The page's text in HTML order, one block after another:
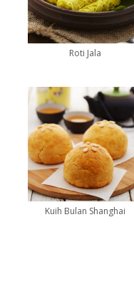
Roti Jala
Kuih Bulan Shanghai